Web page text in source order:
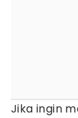
Jika ingin